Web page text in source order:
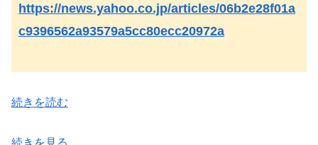
https://news.yahoo.co.jp/articles/06b2e28f01a
c9396562a93579a5cc80ecc20972a
続きを読む
続きを見る